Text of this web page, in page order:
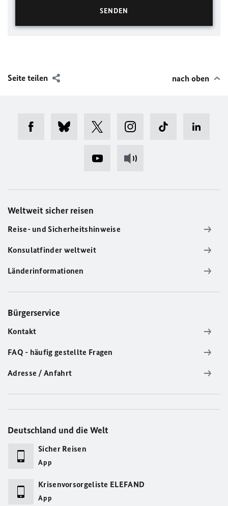
Seite teilen nach oben
Weltweit sicher reisen
Reise- und Sicherheitshinweise
Konsulatfinder weltweit
Länderinformationen
Bürgerservice
Kontakt
FAQ - häufig gestellte Fragen
Adresse / Anfahrt
Deutschland und die Welt
Sicher Reisen
App
Krisenvorsorgeliste ELEFAND
App